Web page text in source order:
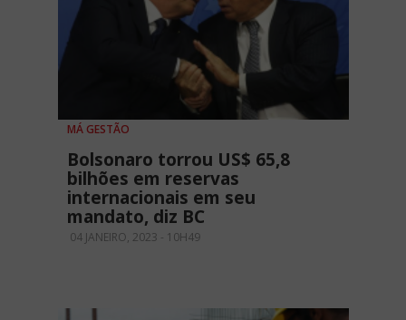
MÁ GESTÃO
Bolsonaro torrou US$ 65,8
bilhões em reservas
internacionais em seu
mandato, diz BC
04 JANEIRO, 2023 - 10H49